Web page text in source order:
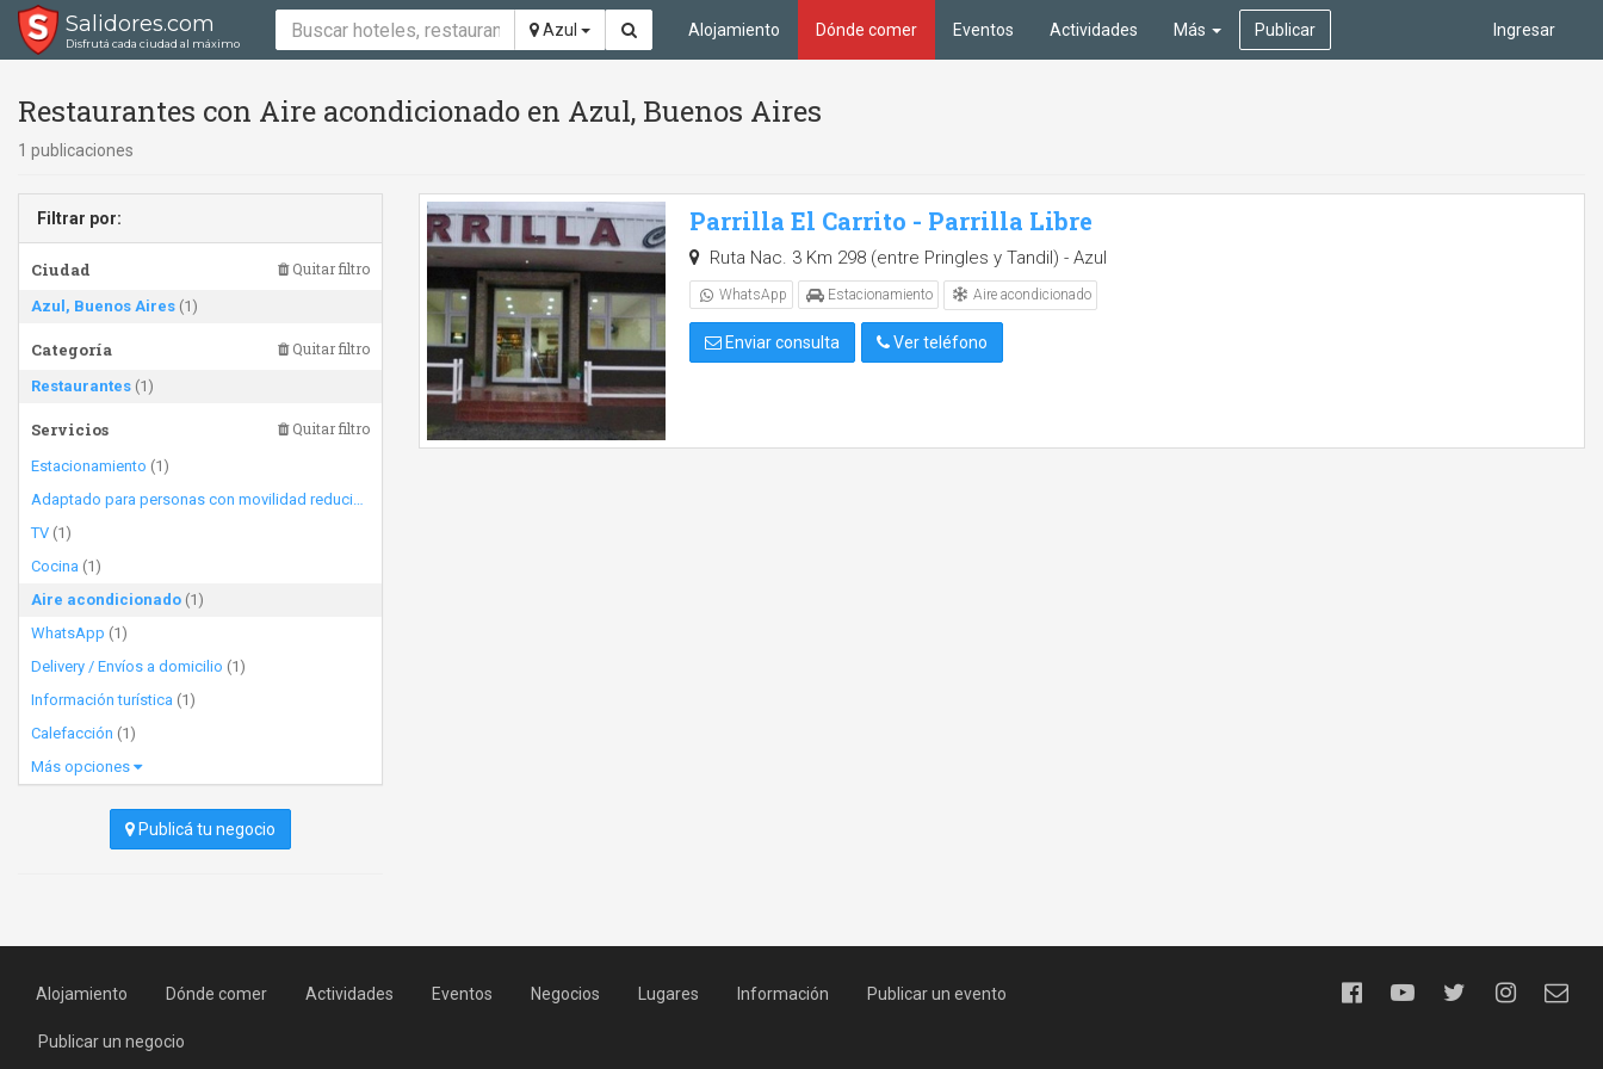
Salidores.com
Disfrutá cada ciudad al máximo
Azul Ingresar
Alojamiento Dónde comer Eventos Actividades Más Publicar
Restaurantes con Aire acondicionado en Azul, Buenos Aires
1 publicaciones
Filtrar por:
Ciudad Quitar filtro
Azul, Buenos Aires (1)
Categoría Quitar filtro
Restaurantes (1)
Servicios Quitar filtro
Estacionamiento (1)
Adaptado para personas con movilidad reducida
TV (1)
Cocina (1)
Aire acondicionado (1)
WhatsApp (1)
Delivery / Envíos a domicilio (1)
Información turística (1)
Calefacción (1)
Más opciones
Publicá tu negocio
Parrilla El Carrito - Parrilla Libre
Ruta Nac. 3 Km 298 (entre Pringles y Tandil) - Azul
WhatsApp Estacionamiento Aire acondicionado
Enviar consulta Ver teléfono
Alojamiento Dónde comer Actividades Eventos Negocios Lugares Información Publicar un evento
Publicar un negocio